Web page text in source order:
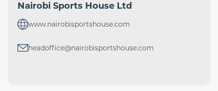
Nairobi Sports House Ltd
www.nairobisportshouse.com
headoffice@nairobisportshouse.com